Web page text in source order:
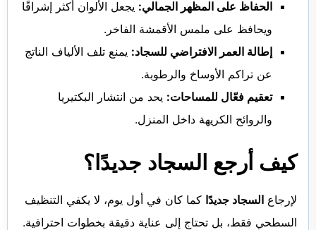
الحفاظ على المظهر الجمالي: يجعل الألوان أكثر إشراقًا
ويحافظ على ملمس الأقمشة الفاخر.
إطالة العمر الافتراضي للسجاد: يمنع تلف الألياف الناتج
عن تراكم الأوساخ والرطوبة.
تعقيم فعّال للمساحات: يحد من انتشار البكتيريا
والروائح الكريهة داخل المنزل.
كيف أرجع السجاد جديدًا؟
لإرجاع السجاد جديدًا كما كان في أول يوم، لا يكفي التنظيف
السطحي فقط، بل تحتاج إلى عناية دقيقة بخطوات احترافية.